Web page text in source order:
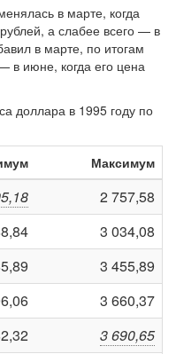
в марте, когда
а слабее всего — в
в марте, по итогам
в июне, когда его цена
доллара в 1995 году по
Максимум
2 757,58
3 034,08
3 455,89
3 660,37
3 690,65